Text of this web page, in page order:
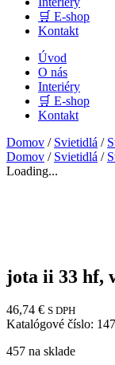
🛒 E-shop
Kontakt
Úvod
O nás
Interiéry
🛒 E-shop
Kontakt
Domov / Svietidlá /
Domov / Svietidlá /
Loading...
jota ii 33 hf,
46,74 € S DPH
Katalógové číslo:
457 na sklade